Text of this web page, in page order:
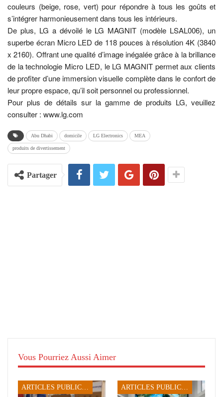
couleurs (beige, rose, vert) pour répondre à tous les goûts et
s’intégrer harmonieusement dans tous les intérieurs.
De plus, LG a dévoilé le LG MAGNIT (modèle LSAL006), un
superbe écran Micro LED de 118 pouces à résolution 4K (3840
x 2160). Offrant une qualité d’image inégalée grâce à la brillance
de la technologie Micro LED, le LG MAGNIT permet aux clients
de profiter d’une immersion visuelle complète dans le confort de
leur propre espace, qu’il soit personnel ou professionnel.
Pour plus de détails sur la gamme de produits LG, veuillez
consulter : www.lg.com
Abu Dhabi domicile LG Electronics MEA
produits de divertissement
Partager
Vous Pourriez Aussi Aimer
ARTICLES PUBLICITAIRES ARTICLES PUBLICITAIRES